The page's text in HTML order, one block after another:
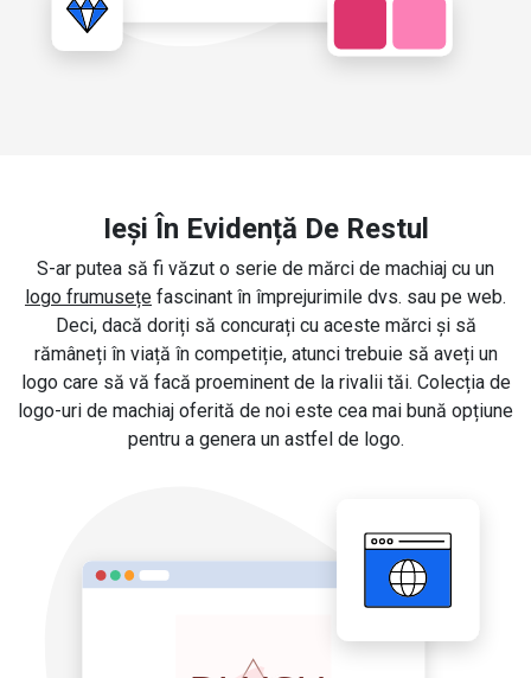
Ieși În Evidență De Restul
S-ar putea să fi văzut o serie de mărci de machiaj cu un
logo frumusețe fascinant în împrejurimile dvs. sau pe web.
Deci, dacă doriți să concurați cu aceste mărci și să
rămâneți în viață în competiție, atunci trebuie să aveți un
logo care să vă facă proeminent de la rivalii tăi. Colecția de
logo-uri de machiaj oferită de noi este cea mai bună opțiune
pentru a genera un astfel de logo.